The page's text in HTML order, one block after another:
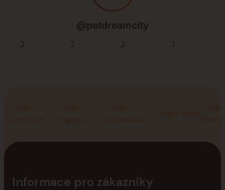
Informace pro zákazníky